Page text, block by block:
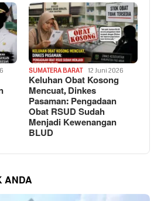
SUMATERA BARAT 12 Juni 2026
Keluhan Obat Kosong
Mencuat, Dinkes
Pasaman: Pengadaan
Obat RSUD Sudah
Menjadi Kewenangan
BLUD
ANDA